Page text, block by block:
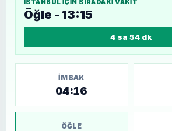
Öğle - 13:15
4 sa 54 dk
İMSAK
04:16
ÖĞLE